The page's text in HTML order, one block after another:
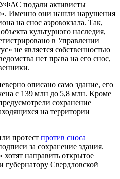
подали активисты
Именно они нашли нарушения
на снос аэровокзала. Так,
культурного наследия,
в Управлении
не является собственностью
нет права на его снос,
описано само здание, его
с 139 млн до 5,8 млн. Кроме
сохранение
на территории
протест против сноса
за сохранение здания.
направить открытое
губернатору Свердловской